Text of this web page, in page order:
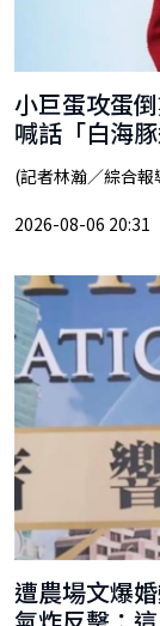
小巨蛋攻蛋
喊話「白海豚
(記者林瀚／綜合報
2026-08-06 20:31
遭農場文爆